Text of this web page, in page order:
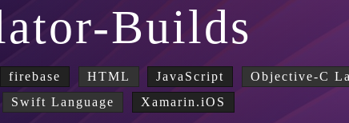
Builds
firebase HTML JavaScript
Objective-C
Swift Language Xamarin.iOS